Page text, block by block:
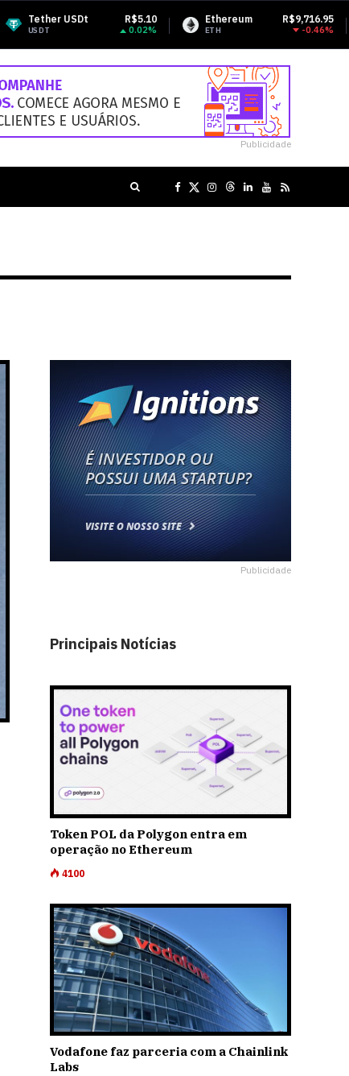
R$5.10
0.02%
Ethereum R$9,716.95
-0.46%
BNB
Publicidade
Publicidade
Principais Notícias
Token POL da Polygon entra em
operação no Ethereum
4100
Vodafone faz parceria com a Chainlink
Labs